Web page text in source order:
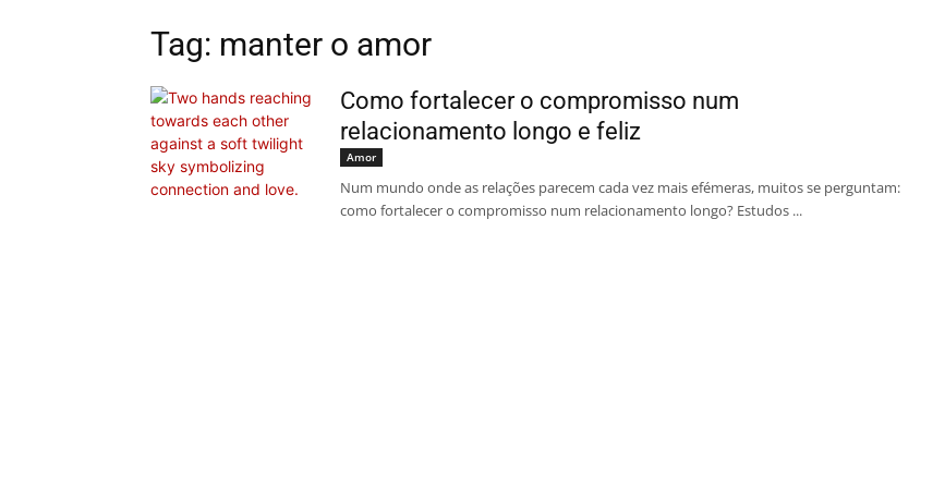
Tag: manter o amor
Como fortalecer o compromisso num
relacionamento longo e feliz
Amor
Num mundo onde as relações parecem cada vez mais efémeras, muitos se perguntam:
como fortalecer o compromisso num relacionamento longo? Estudos ...